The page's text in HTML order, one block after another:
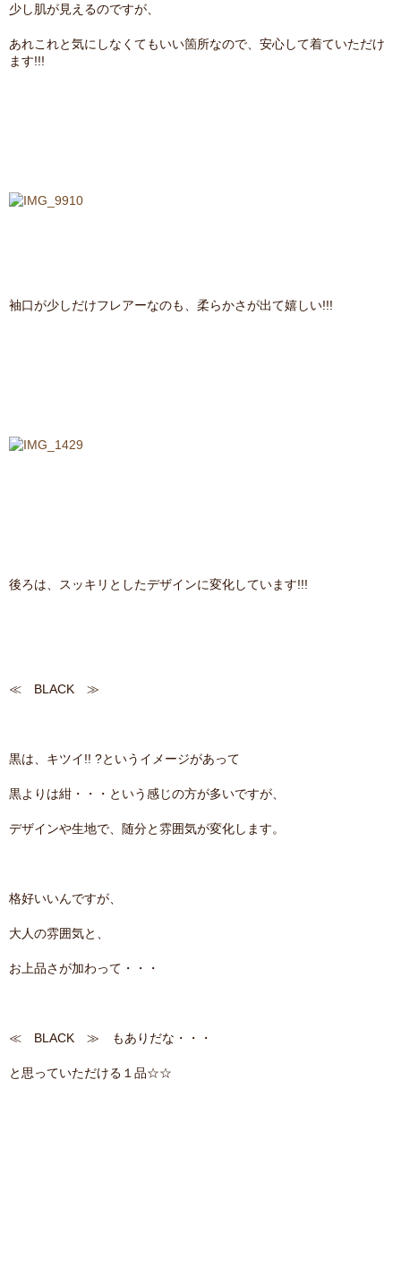
少し肌が見えるのですが、
あれこれと気にしなくてもいい箇所なので、安心して着ていただけ
ます!!!
袖口が少しだけフレアーなのも、柔らかさが出て嬉しい!!!
後ろは、スッキリとしたデザインに変化しています!!!
≪ BLACK ≫
黒は、キツイ!! ?というイメージがあって
黒よりは紺・・・という感じの方が多いですが、
デザインや生地で、随分と雰囲気が変化します。
格好いいんですが、
大人の雰囲気と、
お上品さが加わって・・・
≪ BLACK ≫ もありだな・・・
と思っていただける１品☆☆